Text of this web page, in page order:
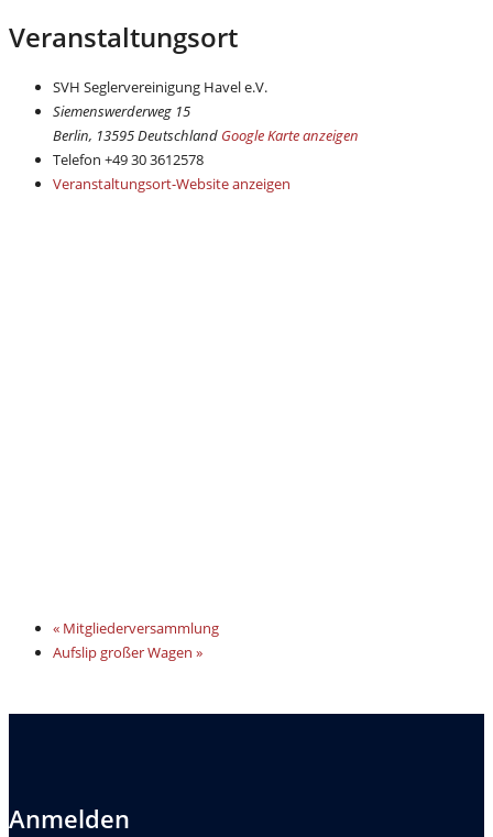
Veranstaltungsort
SVH Seglervereinigung Havel e.V.
Siemenswerderweg 15
Berlin, 13595Deutschland Google Karte anzeigen
Telefon +49 30 3612578
Veranstaltungsort-Website anzeigen
« Mitgliederversammlung
Aufslip großer Wagen »
Anmelden